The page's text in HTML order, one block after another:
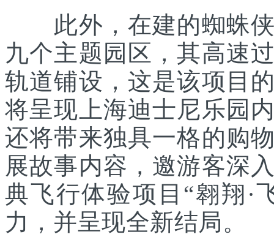
此外，在建的蜘蛛侠
九个主题园区，其高速
轨道铺设，这是该项目
将呈现上海迪士尼乐园
还将带来独具一格的购
展故事内容，邀游客深
典飞行体验项目“翱翔·
力，并呈现全新结局。